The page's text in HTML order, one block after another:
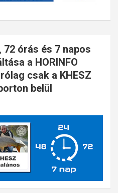
72 órás és 7 napos
a HORINFO
csak a KHESZ
belül